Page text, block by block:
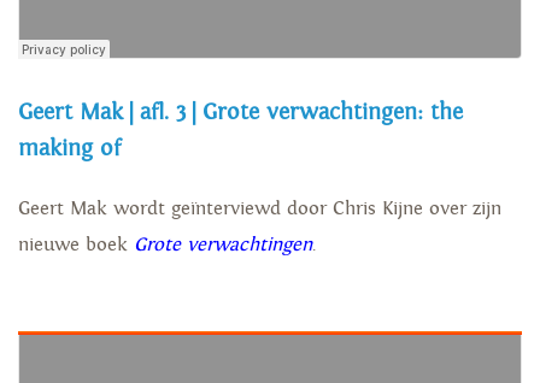
Geert Mak | afl. 3 | Grote verwachtingen: the
making of
Geert Mak wordt geïnterviewd door Chris Kijne over zijn
nieuwe boek Grote verwachtingen.